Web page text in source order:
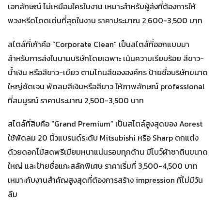
เอกลักษณ์ ไม่เหมือนใครในงาน เหมาะสำหรับผู้ส่งที่ต้องการให้
พวงหรีดโดดเด่นที่สุดในงาน ราคาประมาณ 2,600-3,500 บาท
สไตล์ที่เก้าคือ “Corporate Clean” เป็นสไตล์ที่ออกแบบมา
สำหรับการส่งในนามบริษัทโดยเฉพาะ เน้นความเรียบร้อย สีขาว-
น้ำเงิน หรือสีขาว-เขียว ตามโทนสีขององค์กร ป้ายชื่อบริษัทขนาด
ใหญ่ชัดเจน พัดลมสีเงินหรือสีขาว ให้ภาพลักษณ์ professional
ที่สมบูรณ์ ราคาประมาณ 2,500-3,500 บาท
สไตล์ที่สิบคือ “Grand Premium” เป็นสไตล์สูงสุดของ Aorest
ใช้พัดลม 20 นิ้วแบรนด์ระดับ Mitsubishi หรือ Sharp ตกแต่ง
ด้วยดอกไม้สดพรีเมียมหนาแน่นรอบทุกด้าน มีโบว์ผ้าซาตินขนาด
ใหญ่ และป้ายชื่อแกะสลักพิเศษ ราคาเริ่มที่ 3,500-4,500 บาท
เหมาะกับงานสำคัญสูงสุดที่ต้องการสร้าง impression ที่ไม่มีวัน
ลืม